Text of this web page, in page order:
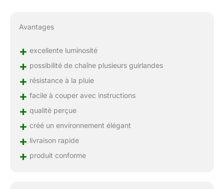
Avantages
+ excellente luminosité
+ possibilité de chaîne plusieurs guirlandes
+ résistance à la pluie
+ facile à couper avec instructions
+ qualité perçue
+ créé un environnement élégant
+ livraison rapide
+ produit conforme